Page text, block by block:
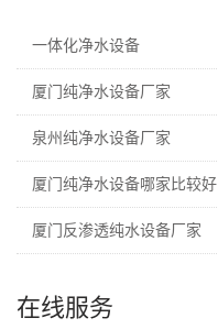
一体化净水设备
厦门纯净水设备厂家
泉州纯净水设备厂家
厦门纯净水设备哪家比较好
厦门反渗透纯水设备厂家
在线服务